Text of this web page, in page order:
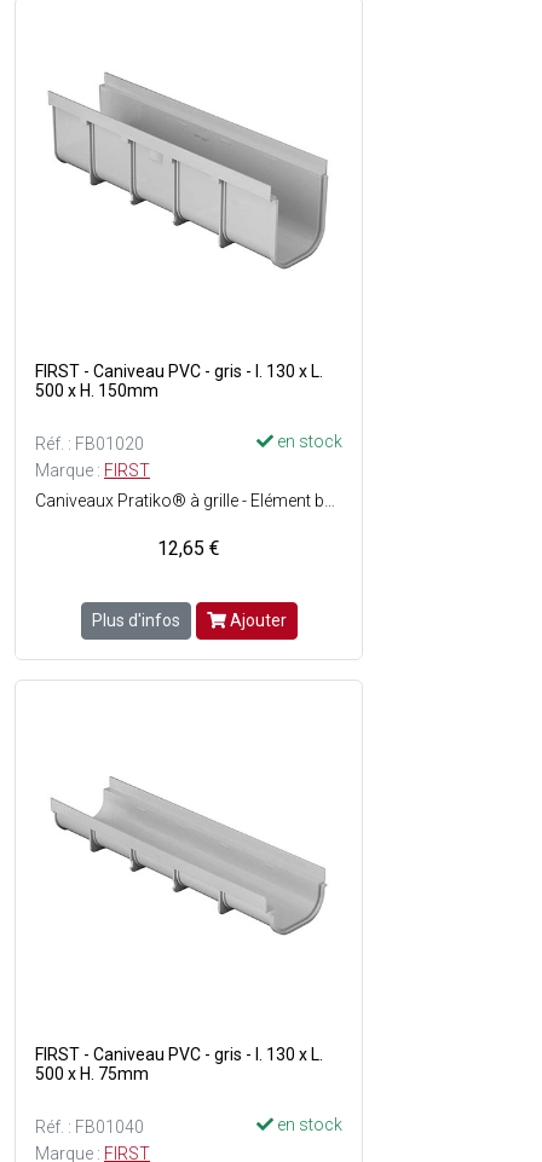
FIRST - Caniveau PVC - gris - l. 130 x L.
500 x H. 150mm
Réf. : FB01020
en stock
Marque : FIRST
12,65 €
Plus d'infos Ajouter
FIRST - Caniveau PVC - gris - l. 130 x L.
500 x H. 75mm
Réf. : FB01040
en stock
Marque : FIRST